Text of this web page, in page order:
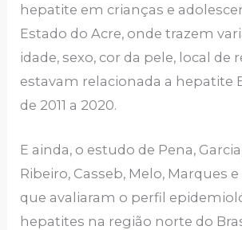
hepatite em crianças e
Estado do Acre, onde trazem
idade, sexo, cor da pele, local de
estavam relacionada a hepatite
de 2011 a 2020.
E ainda, o estudo de Pena,
Ribeiro, Casseb, Melo, Marques e
que avaliaram o perfil
hepatites na região norte do